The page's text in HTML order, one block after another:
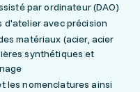
par ordinateur (DAO)
d'atelier avec précision
matériaux (acier, acier
synthétiques et
les nomenclatures ainsi